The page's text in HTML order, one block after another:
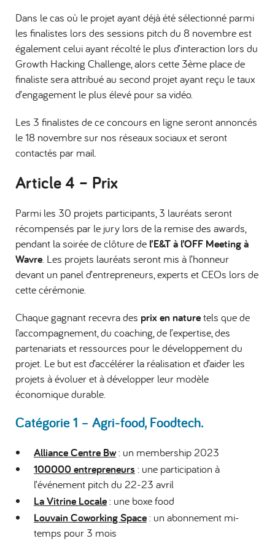
Dans le cas où le projet ayant déjà été sélectionné parmi
les finalistes lors des sessions pitch du 8 novembre est
également celui ayant récolté le plus d’interaction lors du
Growth Hacking Challenge, alors cette 3ème place de
finaliste sera attribué au second projet ayant reçu le taux
d’engagement le plus élevé pour sa vidéo.
Les 3 finalistes de ce concours en ligne seront annoncés
le 18 novembre sur nos réseaux sociaux et seront
contactés par mail.
Article 4 – Prix
Parmi les 30 projets participants, 3 lauréats seront
récompensés par le jury lors de la remise des awards,
pendant la soirée de clôture de l’E&T à l’OFF Meeting à
Wavre . Les projets lauréats seront mis à l’honneur
devant un panel d’entrepreneurs, experts et CEOs lors de
cette cérémonie.
Chaque gagnant recevra des prix en naturetels que de
l’accompagnement, du coaching, de l’expertise, des
partenariats et ressources pour le développement du
projet. Le but est d’accélérer la réalisation et d’aider les
projets à évoluer et à développer leur modèle
économique durable.
Catégorie 1 – Agri-food, Foodtech.
Alliance Centre Bw: un membership 2023
100000 entrepreneurs : une participation à
l’événement pitch du 22-23 avril
La Vitrine Locale: une boxe food
Louvain Coworking Space: un abonnement mi-
temps pour 3 mois